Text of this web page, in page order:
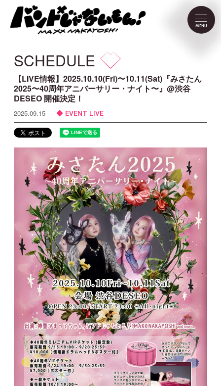
MENU
NEWS
PROFILE
VIDEO
DISCOGRAPHY
CONTACT
FC Menu
JOIN LOGIN
MOVIE
GALLERY
TICKET
MAIL MAGAZINE
SCHEDULE
【LIVE情報】2025.10.10(Fri)〜10.11(Sat)『みさたん
2025〜40周年アニバーサリー・ナイト〜』@渋谷
DESEO 開催決定！
2025.09.15 EVENT LIVE